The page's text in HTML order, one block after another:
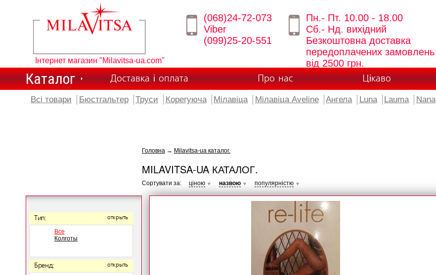
Інтернет магазин "Milavitsa-ua.com"
(068)24-72-073
Viber
(099)25-20-551
Пн.- Пт. 10.00 - 18.00
Сб.- Нд. вихідний
Безкоштовна доставка
передоплачених замовлень
від 2500 грн.
Каталог Доставка і оплата Про нас Цікаво
Всі товари Бюстгальтер Труси Корегуюча Мілавіца Мілавіца Aveline Ангела Luna Lauma Nana
Тип: открыть
Все
Колготы
Бренд: открыть
Головна → Milavitsa-ua каталог.
MILAVITSA-UA КАТАЛОГ.
Сортувати за: ціною ▼ назвою ▼ популярністю ▼